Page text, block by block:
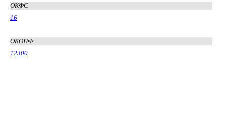
ОКФС
16
ОКОПФ
12300